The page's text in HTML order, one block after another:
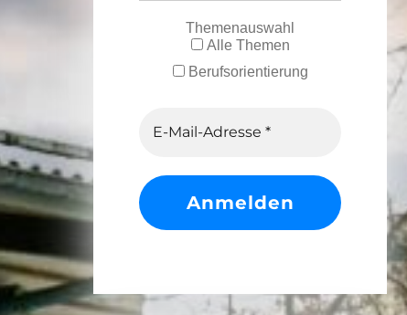
Themenauswahl
Alle Themen
Berufsorientierung